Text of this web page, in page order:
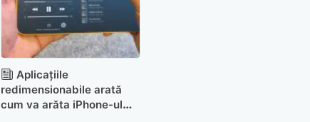
Aplicațiile
redimensionabile arată
cum va arăta iPhone-ul